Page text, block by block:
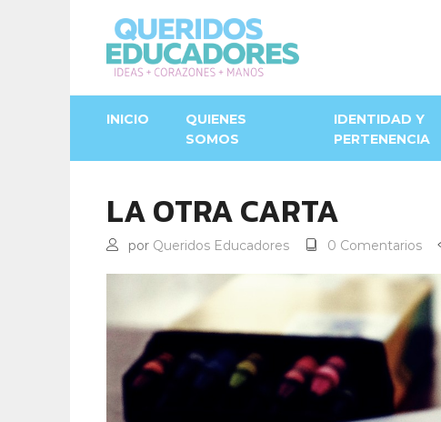
INICIO
QUIENES
SOMOS
IDENTIDAD Y
PERTENENCIA
LA OTRA CARTA
por Queridos Educadores 0 Comentarios